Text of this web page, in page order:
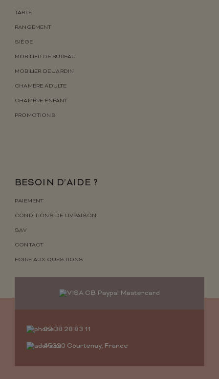
TABLE
RANGEMENT
SIÈGE
MOBILIER DE BUREAU
MOBILIER DE JARDIN
CHAMBRE ADULTE
CHAMBRE ENFANT
PROMOTIONS
BESOIN D’AIDE ?
PAIEMENT
CONDITIONS DE LIVRAISON
SAV
CONTACT
FOIRE AUX QUESTIONS
02 38 28 83 11
45320 Courtenay, France